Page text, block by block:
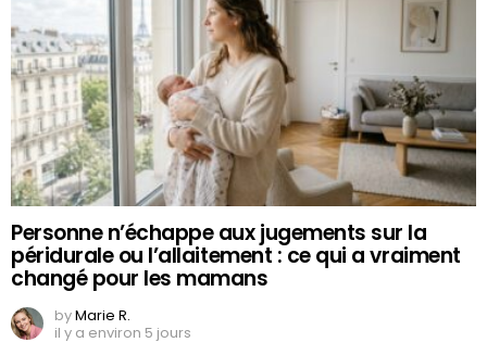
Personne n’échappe aux jugements sur la
péridurale ou l’allaitement : ce qui a vraiment
changé pour les mamans
byMarie R.
il y a environ 5 jours